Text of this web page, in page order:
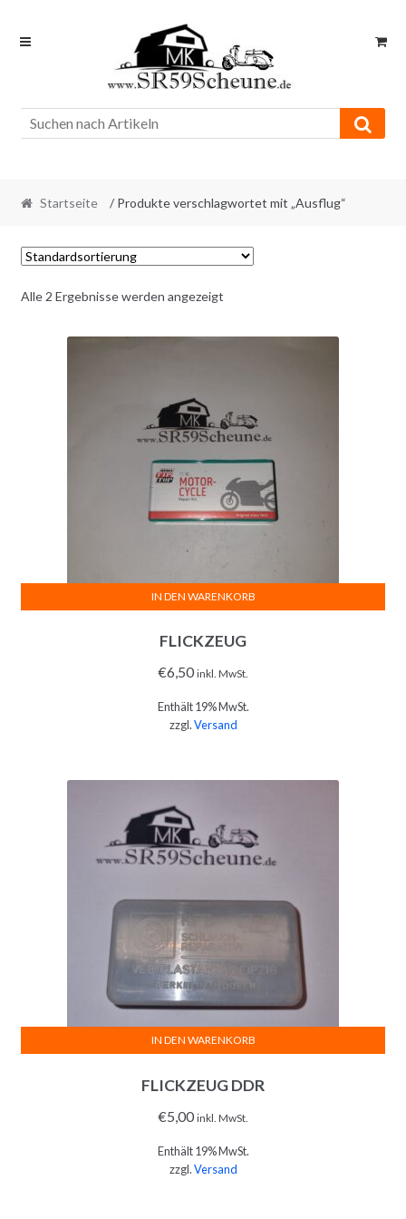
Skip
Skip
Startseite / Produkte verschlagwortet mit „Ausflug“
Alle 2 Ergebnisse werden angezeigt
FLICKZEUG
€6,50 inkl. MwSt.
Enthält 19% MwSt.
zzgl.Versand
IN DEN WARENKORB
FLICKZEUG DDR
€5,00 inkl. MwSt.
Enthält 19% MwSt.
zzgl.Versand
IN DEN WARENKORB